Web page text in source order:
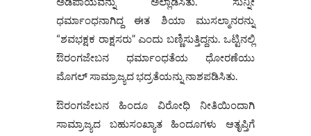
ಧರ್ಮಾಂಧನಾಗಿದ್ದ ಈತ ಶಿಯಾ ಮುಸಲ್ಮಾನರನ್ನು
“ಶವಭಕ್ಷಕ ರಾಕ್ಷಸರು” ಎಂದು ಬಣ್ಣಿಸುತ್ತಿದ್ದನು. ಒಟ್ಟಿನಲ್ಲಿ
ಔರಂಗಜೇಬನ ಧರ್ಮಾಂಧತೆಯ ಧೋರಣೆಯು
ಮೊಗಲ್ ಸಾಮ್ರಾಜ್ಯದ ಭದ್ರತೆಯನ್ನು ನಾಶಪಡಿಸಿತು.
ಔರಂಗಜೇಬನ ಹಿಂದೂ ವಿರೋಧಿ ನೀತಿಯಿಂದಾಗಿ
ಸಾಮ್ರಾಜ್ಯದ ಬಹುಸಂಖ್ಯಾತ ಹಿಂದೂಗಳು ಆತೃಪ್ತಿಗೆ